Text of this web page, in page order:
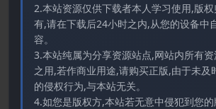
2.本站资源仅供下载者本人学习使用,版
有,请在下载后24小时之内,从您的设备中
容。
3.本站纯属为分享资源站点,网站内所有
之用,若作商业用途,请购买正版,由于未及
的侵权行为,与本站无关。
4.如您是版权方,本站若无意中侵犯到您